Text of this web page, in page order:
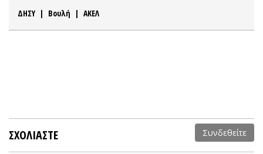
ΔΗΣΥ | Βουλή | ΑΚΕΛ
ΣΧΟΛΙΑΣΤΕ Συνδεθείτε